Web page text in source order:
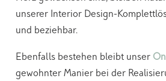
unserer Interior Design-
und beziehbar.
Ebenfalls bestehen bleibt unser
gewohnter Manier bei der